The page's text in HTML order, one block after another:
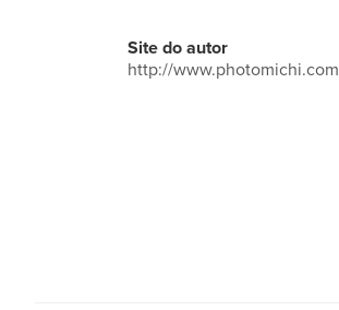
Site do autor
http://www.photomichi.com